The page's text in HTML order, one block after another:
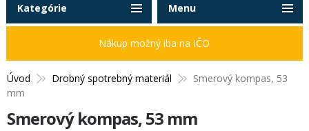
Úvod Drobný spotrebný materiál
Smerový kompas, 53
mm
Smerový kompas, 53 mm
Kategórie
Nákup možný iba na IČO
Menu